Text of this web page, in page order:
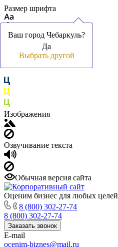
Размер шрифта
Цвет фона и шрифта
Изображения
Озвучивание текста
Обычная версия сайта
Оценим бизнес для любых целей
8 (800) 302-27-74
8 (800) 302-27-74
Заказать звонок
E-mail
ocenim-biznes@mail.ru
Ваш город Чебаркуль?
Да
Выбрать другой
Ваш город Чебаркуль?
Да
Выбрать другой